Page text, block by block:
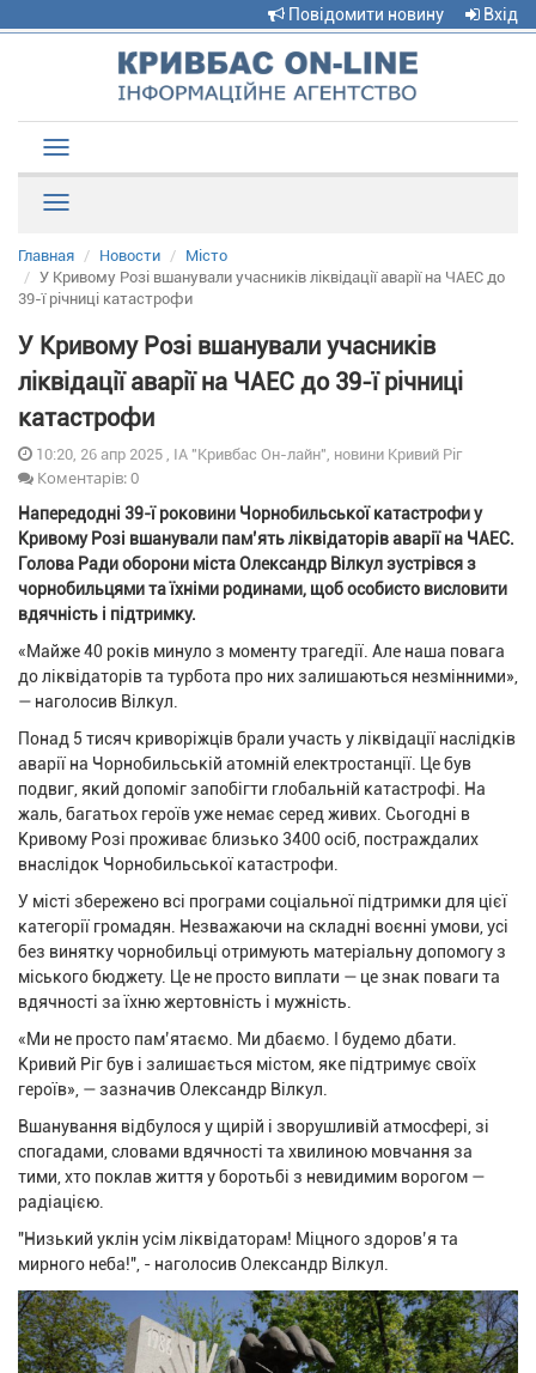
Повідомити новину Вхід
navigation
Главная Новости
Місто
У Кривому Розі вшанували учасників ліквідації аварії на ЧАЕС до
39-ї річниці катастрофи
У Кривому Розі вшанували учасників
ліквідації аварії на ЧАЕС до 39-ї річниці
катастрофи
10:20, 26 апр 2025 , ІА "Кривбас Он-лайн", новини Кривий Ріг
Коментарів: 0
Напередодні 39-ї роковини Чорнобильської катастрофи у
Кривому Розі вшанували пам’ять ліквідаторів аварії на ЧАЕС.
Голова Ради оборони міста Олександр Вілкул зустрівся з
чорнобильцями та їхніми родинами, щоб особисто висловити
вдячність і підтримку.
«Майже 40 років минуло з моменту трагедії. Але наша повага
до ліквідаторів та турбота про них залишаються незмінними»,
— наголосив Вілкул.
Понад 5 тисяч криворіжців брали участь у ліквідації наслідків
аварії на Чорнобильській атомній електростанції. Це був
подвиг, який допоміг запобігти глобальній катастрофі. На
жаль, багатьох героїв уже немає серед живих. Сьогодні в
Кривому Розі проживає близько 3400 осіб, постраждалих
внаслідок Чорнобильської катастрофи.
У місті збережено всі програми соціальної підтримки для цієї
категорії громадян. Незважаючи на складні воєнні умови, усі
без винятку чорнобильці отримують матеріальну допомогу з
міського бюджету. Це не просто виплати — це знак поваги та
вдячності за їхню жертовність і мужність.
«Ми не просто пам’ятаємо. Ми дбаємо. І будемо дбати.
Кривий Ріг був і залишається містом, яке підтримує своїх
героїв», — зазначив Олександр Вілкул.
Вшанування відбулося у щирій і зворушливій атмосфері, зі
спогадами, словами вдячності та хвилиною мовчання за
тими, хто поклав життя у боротьбі з невидимим ворогом —
радіацією.
"Низький уклін усім ліквідаторам! Міцного здоров’я та
мирного неба!", - наголосив Олександр Вілкул.